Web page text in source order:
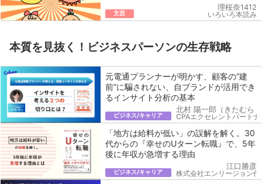
文芸
理桜奈1412
いろいろ本読み
本質を見抜く！ビジネスパーソンの生存戦略
元電通プランナーが明かす、顧客の“建
前”に騙されない、自ブランドが活用でき
るインサイト分析の基本
ビジネス/キャリア
北村 陽一郎（きたむら
CPAエクセレントパート
「地方は給料が低い」の誤解を解く。30
代からの『幸せのUターン転職』で、5年
後に年収が急増する理由
ビジネス/キャリア
江口勝彦
株式会社エンリージョン代